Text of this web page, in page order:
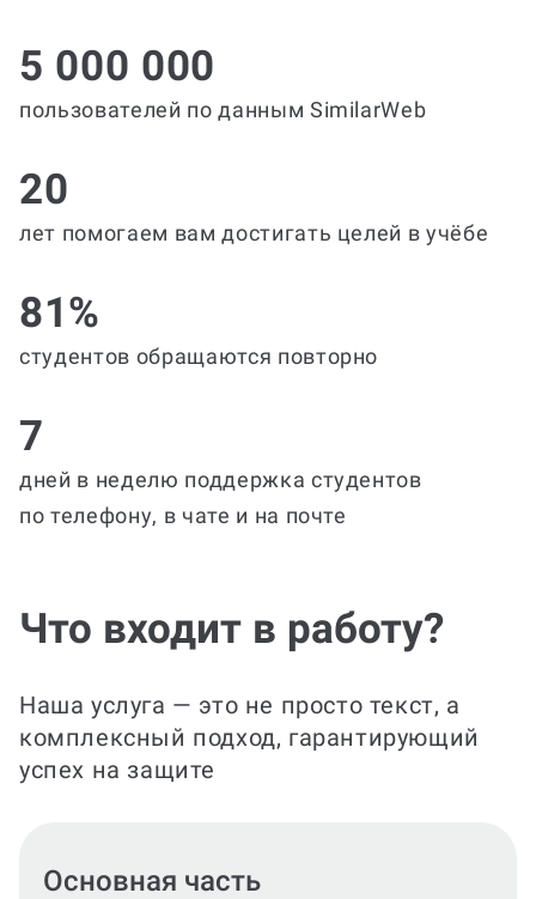
5 000 000
пользователей по данным SimilarWeb
20
лет помогаем вам достигать целей в учёбе
81%
студентов обращаются повторно
7
дней в неделю поддержка студентов
по телефону, в чате и на почте
Что входит в работу?
Наша услуга — это не просто текст, а
комплексный подход, гарантирующий
успех на защите
Оформление по МУ и ГОСТ